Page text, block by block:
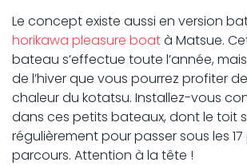
Le concept existe aussi en version
horikawa pleasure boatà Matsue.
bateau s’effectue toute l’année,
de l’hiver que vous pourrez profiter
chaleur du kotatsu. Installez-vous
dans ces petits bateaux, dont le toit
régulièrement pour passer sous les
parcours. Attention à la tête !